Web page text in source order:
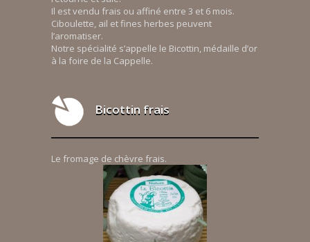
Il est vendu frais ou affiné entre 3 et 6 mois.
Ciboulette, ail et fines herbes peuvent
l’aromatiser.
Notre spécialité s’appelle le Bicottin, médaille d’or
à la foire de la Cappelle.
Bicottin frais
Le fromage de chèvre frais.